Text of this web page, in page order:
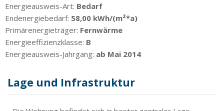
Energieausweis-Art: Bedarf
Endenergiebedarf: 58,00 kWh/(m²*a)
Primärenergieträger: Fernwärme
Energieeffizienzklasse: B
Energieausweis-Jahrgang: ab Mai 2014
Lage und Infrastruktur